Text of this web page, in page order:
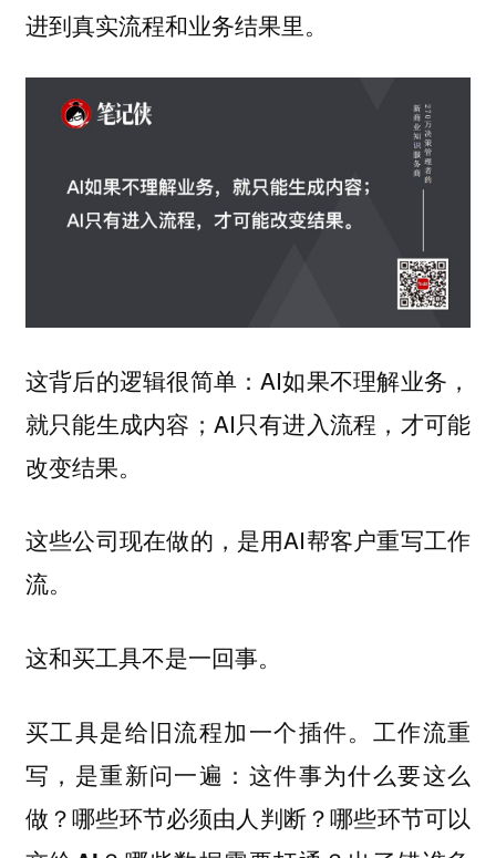
进到真实流程和业务结果里。
这背后的逻辑很简单：AI如果不理解业务，
就只能生成内容；AI只有进入流程，才可能
改变结果。
这些公司现在做的，是用AI帮客户重写工作
流。
这和买工具不是一回事。
买工具是给旧流程加一个插件。工作流重
写，是重新问一遍： 这件事为什么要这么
做？哪些环节必须由人判断？哪些环节可以